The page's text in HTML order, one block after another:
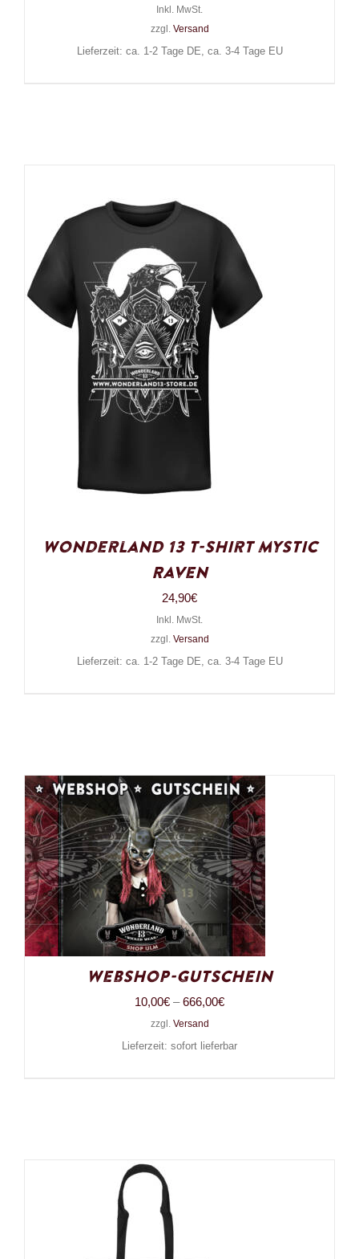
Inkl. MwSt.
zzgl. Versand
Lieferzeit: ca. 1-2 Tage DE, ca. 3-4 Tage EU
Wonderland 13 T-Shirt Mystic
Raven
24,90€
Inkl. MwSt.
zzgl. Versand
Lieferzeit: ca. 1-2 Tage DE, ca. 3-4 Tage EU
Webshop-Gutschein
10,00€ –666,00€Preisspanne:
bis
zzgl. Versand
Lieferzeit: sofort lieferbar